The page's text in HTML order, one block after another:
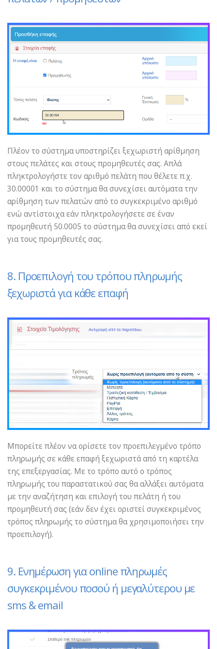
Πλέον το σύστημα υποστηρίζει ξεχωριστή αρίθμηση
στους πελάτες και στους προμηθευτές σας. Απλά
πληκτρολογήστε τον αριθμό πελάτη που θέλετε π.χ.
30.00001 και το σύστημα θα συνεχίσει αυτόματα την
αρίθμηση των πελατών από το συγκεκριμένο αριθμό
ενώ αντίστοιχα εάν πληκτρολογήσετε σε έναν
προμηθευτή 50.0005 το σύστημα θα συνεχίσει από εκεί
για τους προμηθευτές σας.
8. Προεπιλογή του τρόπου πληρωμής
ξεχωριστά για κάθε επαφή
Μπορείτε πλέον να ορίσετε τον προεπιλεγμένο τρόπο
πληρωμής σε κάθε επαφή ξεχωριστά από τη καρτέλα
της επεξεργασίας. Με το τρόπο αυτό ο τρόπος
πληρωμής του παραστατικού σας θα αλλάξει αυτόματα
με την αναζήτηση και επιλογή του πελάτη ή του
προμηθευτή σας (εάν δεν έχει οριστεί συγκεκριμένος
τρόπος πληρωμής το σύστημα θα χρησιμοποιήσει την
προεπιλογή).
9. Ενημέρωση για online πληρωμές
συγκεκριμένου ποσού ή μεγαλύτερου με
sms & email